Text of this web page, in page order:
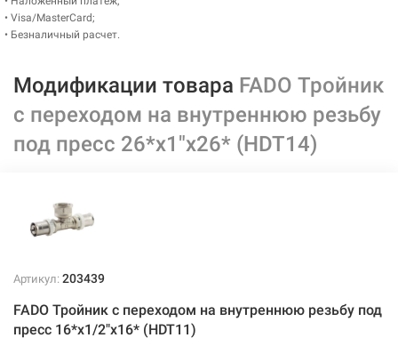
• Visa/MasterCard;
• Безналичный расчет.
Модификации товара FADO Тройник
с переходом на внутреннюю резьбу
под пресс 26*х1"x26* (HDT14)
Артикул: 203439
FADO Тройник с переходом на внутреннюю резьбу под
пресс 16*х1/2"x16* (HDT11)